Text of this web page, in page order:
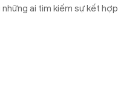
ai tìm kiếm sự kết hợp